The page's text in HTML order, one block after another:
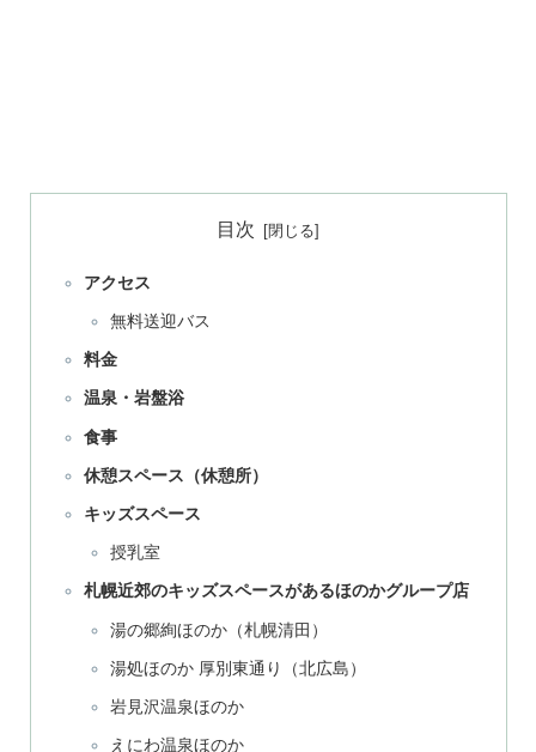
目次
アクセス
無料送迎バス
料金
温泉・岩盤浴
食事
休憩スペース（休憩所）
キッズスペース
授乳室
札幌近郊のキッズスペースがあるほのかグループ店
湯の郷絢ほのか（札幌清田）
湯処ほのか 厚別東通り（北広島）
岩見沢温泉ほのか
えにわ温泉ほのか